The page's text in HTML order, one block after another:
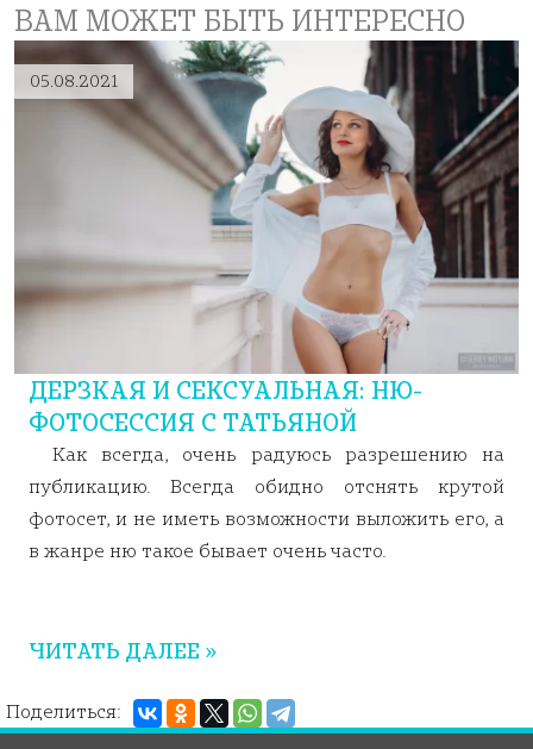
ВАМ МОЖЕТ БЫТЬ ИНТЕРЕСНО
05.08.2021
ДЕРЗКАЯ И СЕКСУАЛЬНАЯ: НЮ-
ФОТОСЕССИЯ С ТАТЬЯНОЙ
Как всегда, очень радуюсь разрешению на
публикацию. Всегда обидно отснять крутой
фотосет, и не иметь возможности выложить его, а
в жанре ню такое бывает очень часто.
ЧИТАТЬ ДАЛЕЕ »
Поделиться: